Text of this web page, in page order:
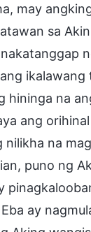
may
sa
ikalawang
hininga na
ang
nilikha na
puno ng
ay